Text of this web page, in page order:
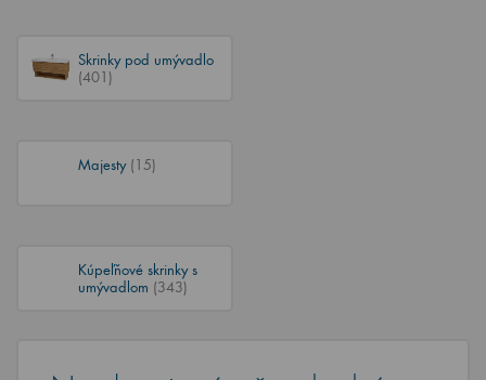
Skrinky pod umývadlo
(401)
Majesty (15)
Kúpeľňové skrinky s
umývadlom (343)